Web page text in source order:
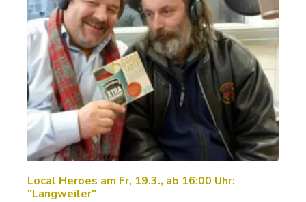
Local Heroes am Fr, 19.3., ab 16:00 Uhr:
"Langweiler"